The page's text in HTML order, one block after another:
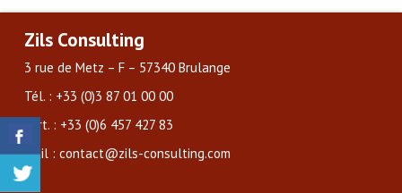
Zils Consulting
3 rue de Metz – F – 57340 Brulange
Tél. : +33 (0)3 87 01 00 00
Port. : +33 (0)6 457 427 83
Mail : contact@zils-consulting.com